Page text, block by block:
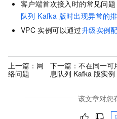
客户端首次接入时的常见问
队列 Kafka 版时出现异常的
VPC 实例可以通过升级实例
上一篇： 网
络问题
下一篇： 不在同一可
息队列 Kafka 版实例
该文章对您